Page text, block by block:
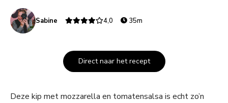
Sabine 4,0 35m
Direct naar het recept
Deze kip met mozzarella en tomatensalsa is echt zo’n